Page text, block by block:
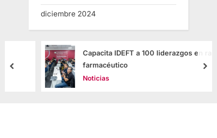
diciembre 2024
Capacita IDEFT a 100 liderazgos en ramo
farmacéutico
Noticias